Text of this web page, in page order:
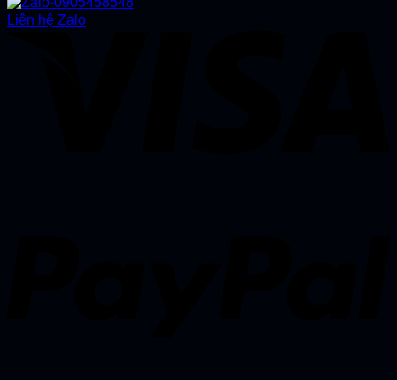
Liên hệ Zalo